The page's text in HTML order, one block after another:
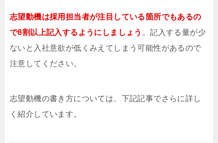
志望動機は採用担当者が注目している箇所でもあるの
で8割以上記入するようにしましょう 。記入する量が少
ないと入社意欲が低くみえてしまう可能性があるので
注意してください。
志望動機の書き方については、下記記事でさらに詳し
く紹介しています。